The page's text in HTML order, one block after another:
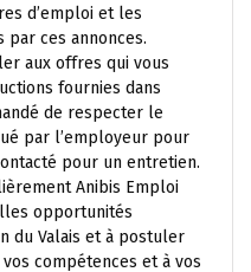
d’emploi et les
par ces annonces.
aux offres qui vous
fournies dans
de respecter le
par l’employeur pour
pour un entretien.
Anibis Emploi
opportunités
du Valais et à postuler
compétences et à vos